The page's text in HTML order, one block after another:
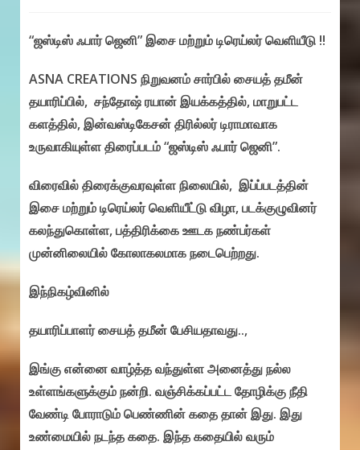
“ஜஸ்டிஸ் ஃபார் ஜெனி” இசை மற்றும் டிரெய்லர் வெளியீடு !!
ASNA CREATIONS நிறுவனம் சார்பில் சையத் தமீன்
தயாரிப்பில், சந்தோஷ் ரயான் இயக்கத்தில், மாறுபட்ட
களத்தில், இன்வஸ்டிகேசன் திரில்லர் டிராமாவாக
உருவாகியுள்ள திரைப்படம் “ஜஸ்டிஸ் ஃபார் ஜெனி”.
விரைவில் திரைக்குவரவுள்ள நிலையில், இப்ப்படத்தின்
இசை மற்றும் டிரெய்லர் வெளியீட்டு விழா, படக்குழுவினர்
கலந்துகொள்ள, பத்திரிக்கை ஊடக நண்பர்கள்
முன்னிலையில் கோலாகலமாக நடைபெற்றது.
இந்நிகழ்வினில்
தயாரிப்பாளர் சையத் தமீன் பேசியதாவது..,
இங்கு என்னை வாழ்த்த வந்துள்ள அனைத்து நல்ல
உள்ளங்களுக்கும் நன்றி. வஞ்சிக்கப்பட்ட தோழிக்கு நீதி
வேண்டி போராடும் பெண்ணின் கதை தான் இது. இது
உண்மையில் நடந்த கதை. இந்த கதையில் வரும்